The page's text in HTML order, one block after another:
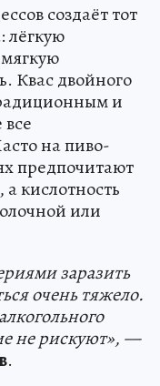
создаёт тот
лёгкую
Квас двойного
и
на пиво-
предпочитают
кислотность
или
заразить
очень тяжело.
не рискуют», —
.